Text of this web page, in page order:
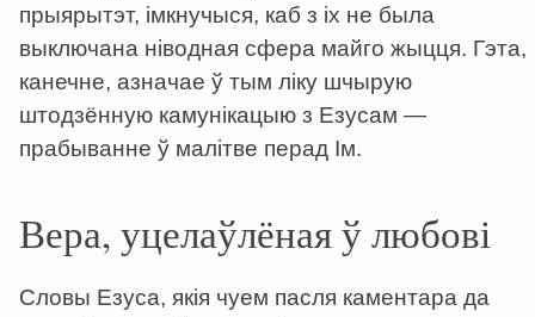
прыярытэт, імкнучыся, каб з іх не была
выключана ніводная сфера майго жыцця. Гэта,
канечне, азначае ў тым ліку шчырую
штодзённую камунікацыю з Езусам —
прабыванне ў малітве перад Ім.
Вера, уцелаўлёная ў любові
Словы Езуса, якія чуем пасля каментара да